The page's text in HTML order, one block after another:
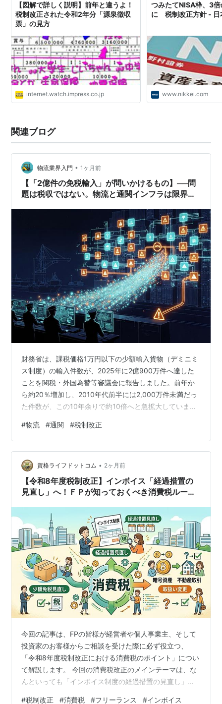
【図解で詳しく説明】前年と違うよ！
税制改正された令和2年分「源泉徴収
票」の見方
internet.watch.impress.co.jp
つみたてNISA枠、3
に 税制改正方針 - 日
www.nikkei.com
関連ブログ
物流業界入門 • 1ヶ月前
【「2億件の免税輸入」が問いかけるもの】──問
題は税収ではない。物流と通関インフラは限界を
財務省は、課税価格1万円以下の少額輸入貨物（デミニミ
ス制度）の輸入件数が、2025年に2億900万件へ達した
ことを関税・外国為替等審議会に報告しました。前年か
ら約20％増加し、2010年代前半には2,000万件未満だっ
た件数が、この10年余りで約10倍へと急拡大していま
売による少額輸入貨物について消費税免税を廃止する方
針です。 このニュースは「免税制度の廃止」や「税収確
保」といった論点で語られがちですが、本質はそこでは
ありません。 私は物流の視点から、より大きな問題が浮
かび上がっていると考えています。 それは、日本の通関
インフラそのものが、…
#物流 #通関 #税制改正
資格ライフドットコム • 2ヶ月前
【令和8年度税制改正】インボイス「経過措置の
見直し」へ！ＦＰが知っておくべき消費税ルール
今回の記事は、FPの皆様が経営者や個人事業主、そして
投資家のお客様からご相談を受けた際に必ず役立つ、
「令和8年度税制改正における消費税のポイント」につい
て解説します。 今回の消費税改正のメインテーマは、な
んといっても「インボイス制度の経過措置の見直し」で
#税制改正 #消費税 #フリーランス #インボイス